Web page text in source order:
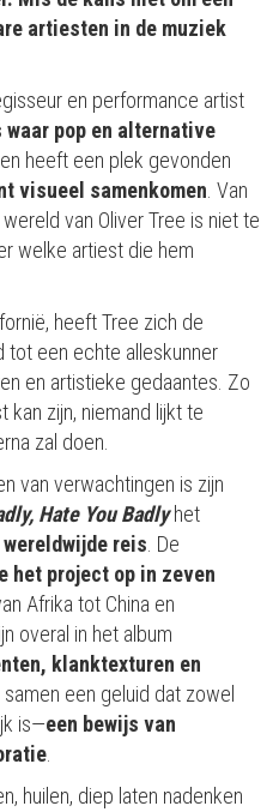
artiesten in de muziek
en performance artist
pop en alternative
heeft een plek gevonden
visueel samenkomen. Van
van Oliver Tree is niet te
welke artiest die hem
heeft Tree zich de
tot een echte alleskunner
en artistieke gedaantes. Zo
kan zijn, niemand lijkt te
zal doen.
van verwachtingen is zijn
Hate You Badlyhet
reis. De
het project op in zeven
Afrika tot China en
overal in het album
klanktexturen en
een geluid dat zowel
is—een bewijs van
.
huilen, diep laten nadenken